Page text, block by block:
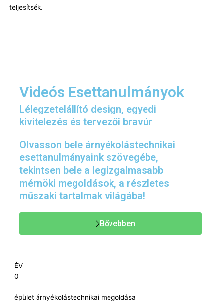
teljesítsék.
Videós Esettanulmányok
Lélegzetelállító design, egyedi
kivitelezés és tervezői bravúr
Olvasson bele árnyékolástechnikai
esettanulmányaink szövegébe,
tekintsen bele a legizgalmasabb
mérnöki megoldások, a részletes
műszaki tartalmak világába!
Bővebben
ÉV
0
épület árnyékolástechnikai megoldása